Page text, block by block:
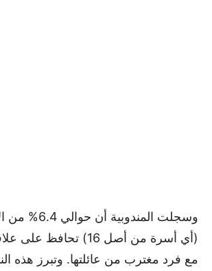
وسجلت
(أي أسرة من أصل 16)
مع فرد مغترب من عائلتها. وتبرز هذه